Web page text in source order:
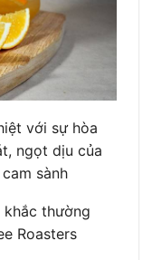
với sự hòa
ngọt dịu của
sành
khắc thường
Roasters